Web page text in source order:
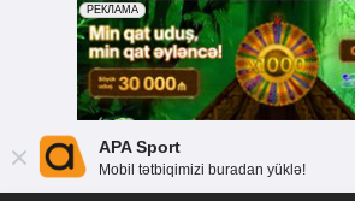
APA Sport
Mobil tətbiqimizi buradan yüklə!